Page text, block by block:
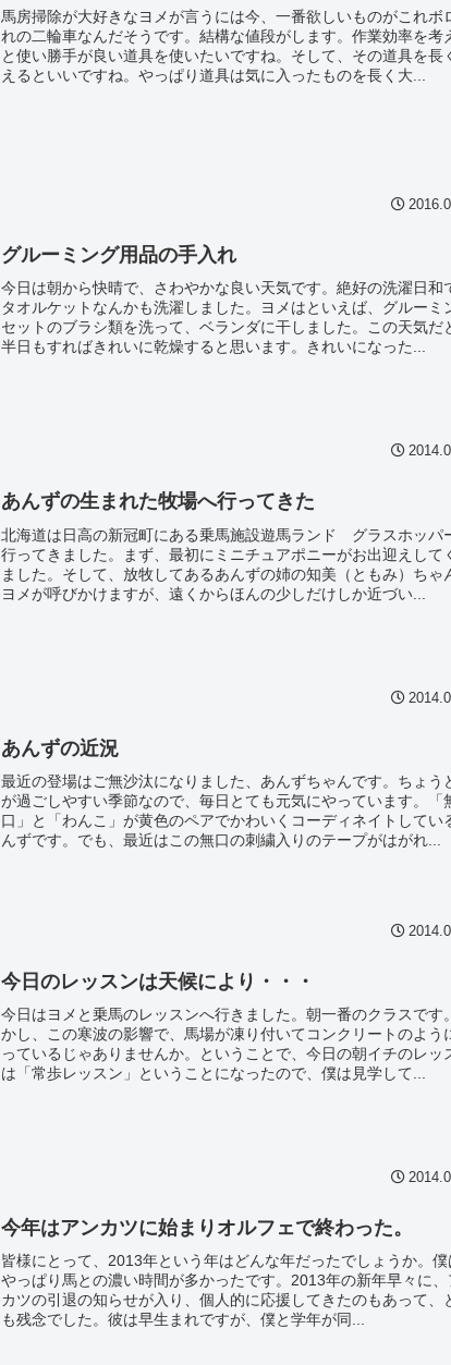
馬房掃除が大好きなヨメが言うには今、一番欲しいものがこれボ
れの二輪車なんだそうです。結構な値段がします。作業効率を考
と使い勝手が良い道具を使いたいですね。そして、その道具を長
えるといいですね。やっぱり道具は気に入ったものを長く大...
グルーミング用品の手入れ
今日は朝から快晴で、さわやかな良い天気です。絶好の洗濯日和
タオルケットなんかも洗濯しました。ヨメはといえば、グルーミ
セットのブラシ類を洗って、ベランダに干しました。この天気だ
半日もすればきれいに乾燥すると思います。きれいになった...
あんずの生まれた牧場へ行ってきた
北海道は日高の新冠町にある乗馬施設遊馬ランド グラスホッパ
行ってきました。まず、最初にミニチュアポニーがお出迎えして
ました。そして、放牧してあるあんずの姉の知美（ともみ）ちゃ
ヨメが呼びかけますが、遠くからほんの少しだけしか近づい...
あんずの近況
最近の登場はご無沙汰になりました、あんずちゃんです。ちょう
が過ごしやすい季節なので、毎日とても元気にやっています。「
口」と「わんこ」が黄色のペアでかわいくコーディネイトしてい
んずです。でも、最近はこの無口の刺繍入りのテープがはがれ...
今日のレッスンは天候により・・・
今日はヨメと乗馬のレッスンへ行きました。朝一番のクラスです
かし、この寒波の影響で、馬場が凍り付いてコンクリートのよう
っているじゃありませんか。ということで、今日の朝イチのレッ
は「常歩レッスン」ということになったので、僕は見学して...
今年はアンカツに始まりオルフェで終わった。
皆様にとって、2013年という年はどんな年だったでしょうか。僕
やっぱり馬との濃い時間が多かったです。2013年の新年早々に、
カツの引退の知らせが入り、個人的に応援してきたのもあって、
も残念でした。彼は早生まれですが、僕と学年が同...